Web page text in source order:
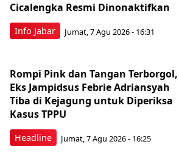
Info Jabar
Cicalengka Resmi Dinonaktifkan
Jumat, 7 Agu 2026 - 16:31
Headline
Rompi Pink dan Tangan Terborgol,
Eks Jampidsus Febrie Adriansyah
Tiba di Kejagung untuk Diperiksa
Kasus TPPU
Jumat, 7 Agu 2026 - 16:25